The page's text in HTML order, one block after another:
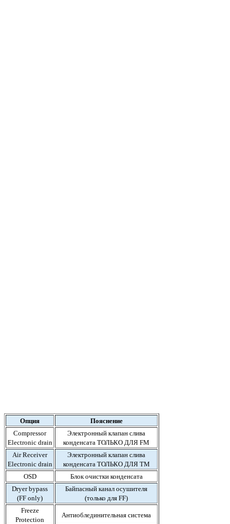
Опция
Пояснение
Compressor
Electronic drain
Электронный клапан слива
конденсата ТОЛЬКО ДЛЯ FM
Air Receiver
Electronic drain
Электронный клапан слива
конденсата ТОЛЬКО ДЛЯ TM
OSD
Блок очистки конденсата
Dryer bypass
(FF only)
Байпасный канал осушителя
(только для FF)
Freeze
Protection
Антиоблединительная система